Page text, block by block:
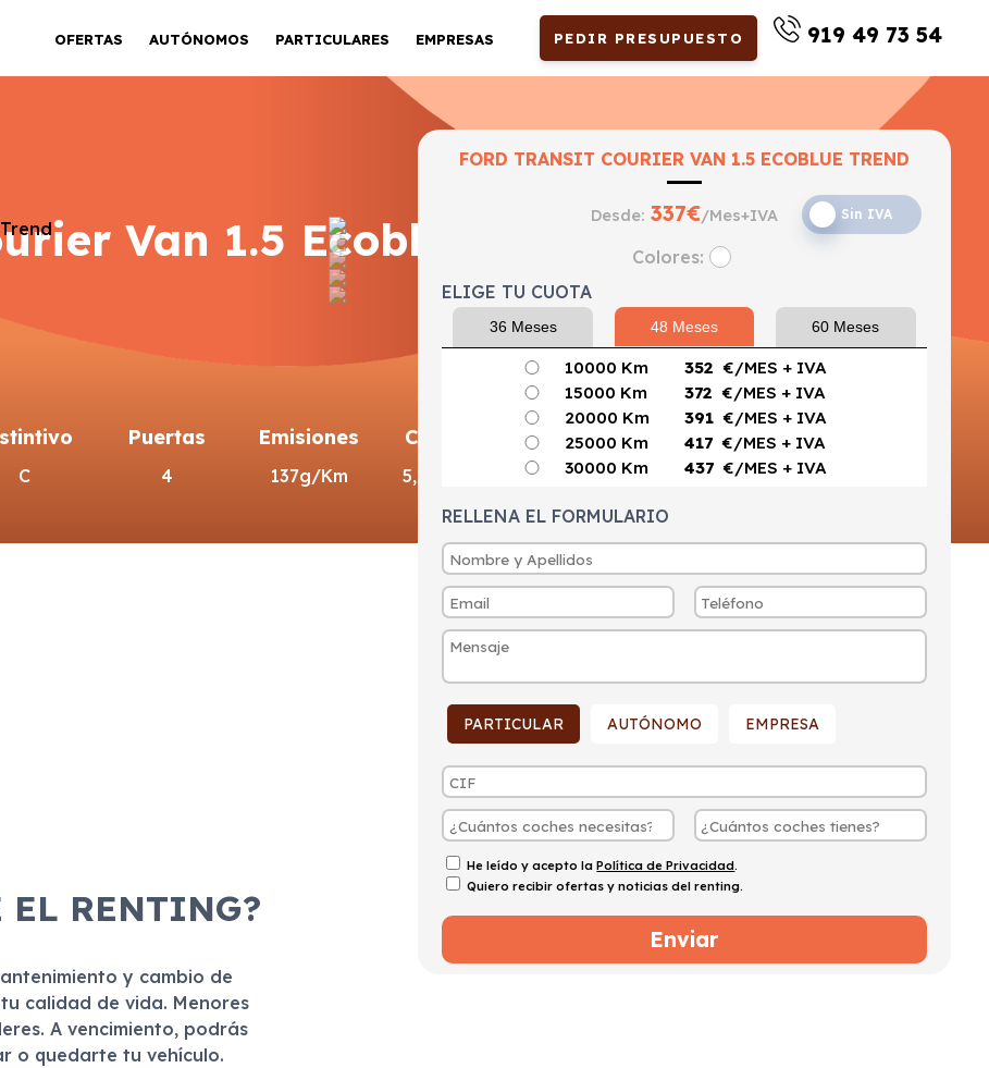
OFERTAS AUTÓNOMOS PARTICULARES EMPRESAS PEDIR PRESUPUESTO 919 49 73 54
Van 1.5 Ecoblue Trend
C
Puertas
4
Emisiones
137g/Km
Consumo
5,2l/100km
EL RENTING?
y cambio de
calidad de vida. Menores
A vencimiento, podrás
o quedarte tu vehículo.
FORD TRANSIT COURIER VAN 1.5 ECOBLUE TREND
Desde: 337€/Mes+IVA Sin IVA
Colores:
ELIGE TU CUOTA
36 Meses 48 Meses 60 Meses
10000 Km 352 €/MES + IVA
15000 Km
372 €/MES + IVA
20000 Km
391 €/MES + IVA
25000 Km
417 €/MES + IVA
30000 Km
437 €/MES + IVA
RELLENA EL FORMULARIO
PARTICULAR AUTÓNOMO EMPRESA
He leído y acepto laPolítica de Privacidad.
Quiero recibir ofertas y noticias del renting.